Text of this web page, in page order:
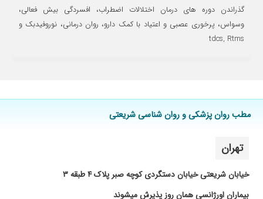
افسردگی و بیش فعالی،مشکل افسردگی با تجویز
مناسب و مشاوره فردی مرتفع شد،و راهکارهای
۱۴۰۴/۰۶/۱۴
شد.
افسردگی حاد
دکتر، با گذراندن جلسات روان درمانی و مصرف دارو
گذراندن دوره های درمان اختلالات اضطراب، افسردگی بیش فعالی،
وسواس، پرخوری عصبی و اعتیاد با کمک دارو، روان درمانی، نوروفیدبک و
tdcs, Rtms
مطب روان پزشکی و روان شناسی شریعتی
تهران
خیابان شریعتی خیابان دستگردی کوچه صبر پلاک ۴ طبقه ۳
بیماران اورژانسی همان روز پذیرش میشوند